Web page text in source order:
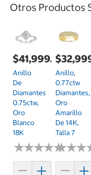
Otros Productos
$41,999.00
Anillo
De
Diamantes
0.75ctw,
Oro
Blanco
18K
★★★★★
★★★★★
Anillo,
0.77ctw
Diamantes,
Oro
Amarillo
De 14K,
Talla 7
★★★
★★★